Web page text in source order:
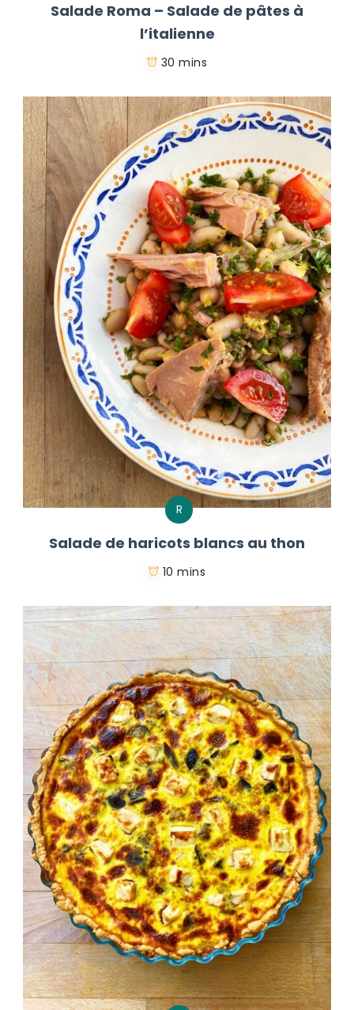
Salade Roma – Salade de pâtes à
l’italienne
30 mins
R
Salade de haricots blancs au thon
10 mins